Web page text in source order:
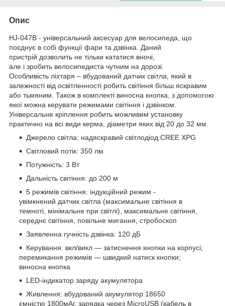
Опис
HJ-047B - універсальний аксесуар для велосипеда, що
поєднує в собі функції фари та дзвінка. Даний
пристрій дозволить не тільки кататися вночі,
але і зробить велосипедиста чутним на дорозі.
Особливість ліхтаря – вбудований датчик світла, який в
залежності від освітленності робить світіння більш яскравим
або тьмяним. Також в комплекті виносна кнопка, з допомогою
якої можна керувати режимами світіння і дзвінком.
Універсальне кріплення робить можливим установку
практично на всі види керма, діаметри яких від 20 до 32 мм.
Джерело світла: надяскравий світлодіод CREE XPG
Світловий потік: 350 лм
Потужність: 3 Вт
Дальність світіння: до 200 м
5 режимів світіння: індукційний режим -
увімкнений датчик світла (максимальне світіння в
темноті, мінімальне при світлі), максимальне світіння,
середнє світіння, повільне мигання, стробоскоп
Заявленна гучність дзвінка: 120 дБ
Керування: вкл/викл — затиснення кнопки на корпусі;
перемикання режимів — швидкий натиск кнопки;
виносна кнопка
LED-індикатор заряду акумулятора
Живлення: вбудований акумулятор 18650
ємністю 1800мАг, зарядка через MicroUSB (кабель в